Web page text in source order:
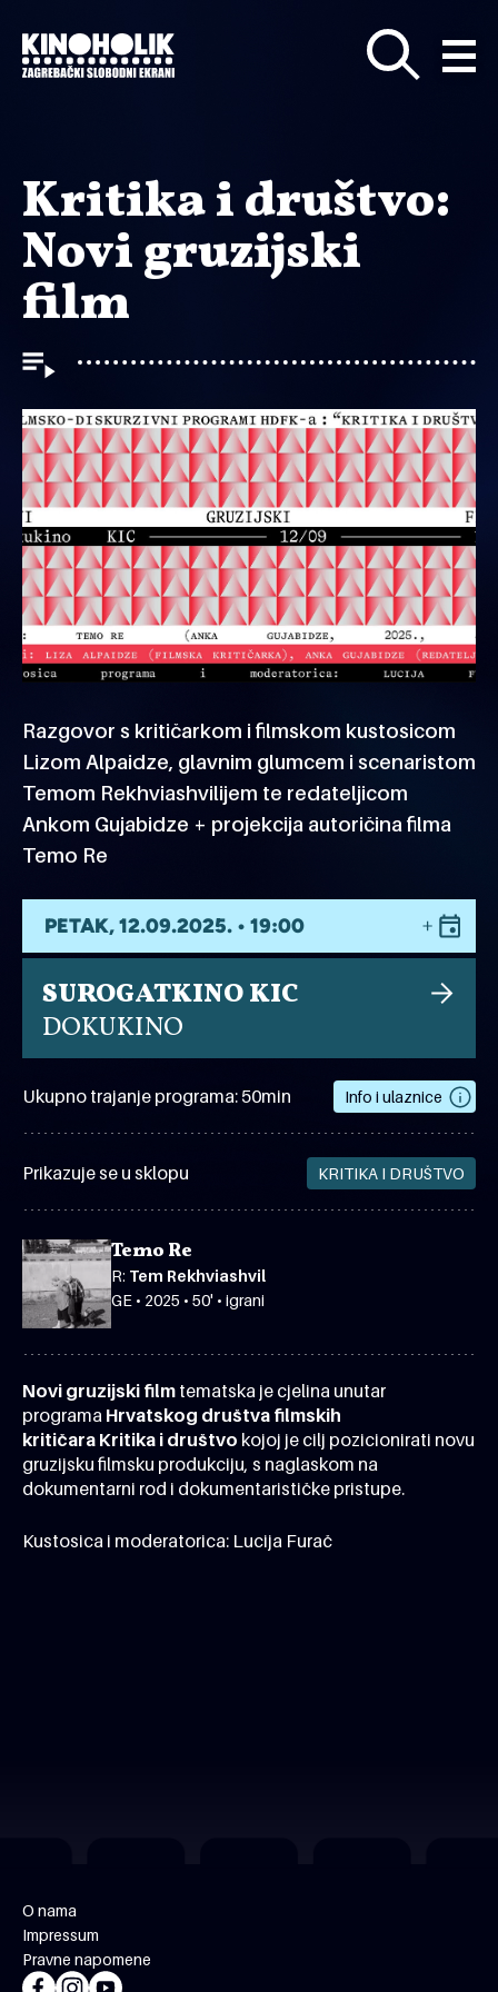
glavni
sadržaj
Kritika i društvo:
Novi gruzijski
film
Razgovor s kritičarkom i filmskom kustosicom
Lizom Alpaidze, glavnim glumcem i scenaristom
Temom Rekhviashvilijem te redateljicom
Ankom Gujabidze + projekcija autoričina filma
Temo Re
PETAK, 12.09.2025. • 19:00
SUROGATKINO KIC
DOKUKINO
Ukupno trajanje programa: 50min Info i ulaznice
Prikazuje se u sklopu KRITIKA I DRUŠTVO
Temo Re
R: Tem Rekhviashvil
GE • 2025 • 50' • igrani
Novi gruzijski film tematska je cjelina unutar
programa Hrvatskog društva filmskih
kritičara Kritika i društvo kojoj je cilj pozicionirati novu
gruzijsku filmsku produkciju, s naglaskom na
dokumentarni rod i dokumentarističke pristupe.
Kustosica i moderatorica: Lucija Furač
O nama
Impressum
Pravne napomene